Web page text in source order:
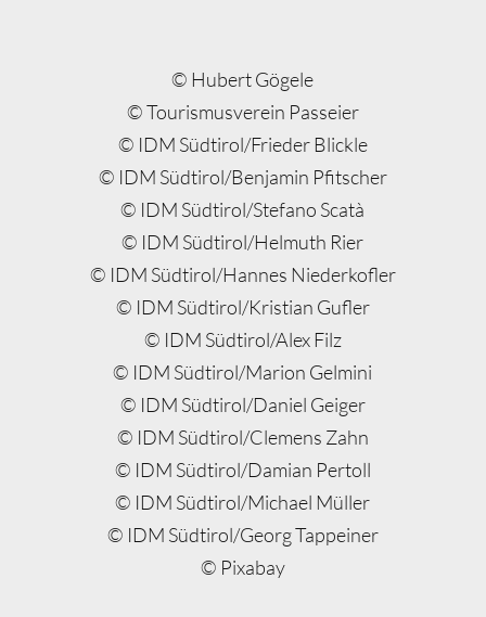
© Hubert Gögele
© Tourismusverein Passeier
© IDM Südtirol/Frieder Blickle
© IDM Südtirol/Benjamin Pfitscher
© IDM Südtirol/Stefano Scatà
© IDM Südtirol/Helmuth Rier
© IDM Südtirol/Hannes Niederkofler
© IDM Südtirol/Kristian Gufler
© IDM Südtirol/Alex Filz
© IDM Südtirol/Marion Gelmini
© IDM Südtirol/Daniel Geiger
© IDM Südtirol/Clemens Zahn
© IDM Südtirol/Damian Pertoll
© IDM Südtirol/Michael Müller
© IDM Südtirol/Georg Tappeiner
© Pixabay